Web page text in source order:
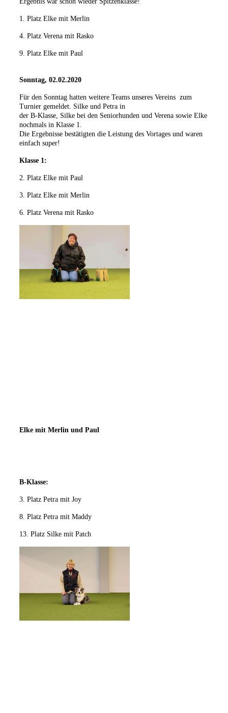
1. Platz Elke mit Merlin
4. Platz Verena mit Rasko
9. Platz Elke mit Paul
Sonntag, 02.02.2020
Für den Sonntag hatten weitere Teams unseres Vereins zum
Turnier gemeldet. Silke und Petra in
der B-Klasse, Silke bei den Seniorhunden und Verena sowie Elke
nochmals in Klasse 1.
Die Ergebnisse bestätigten die Leistung des Vortages und waren
einfach super!
Klasse 1:
2. Platz Elke mit Paul
3. Platz Elke mit Merlin
6. Platz Verena mit Rasko
Elke mit Merlin und Paul
B-Klasse:
3. Platz Petra mit Joy
8. Platz Petra mit Maddy
13. Platz Silke mit Patch